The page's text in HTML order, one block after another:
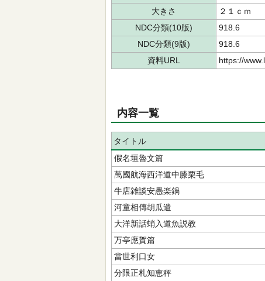
大きさ
２１ｃｍ
NDC分類(10版)
918.6
NDC分類(9版)
918.6
資料URL
https://
内容一覧
タイトル
假名垣魯文篇
萬國航海西洋道中膝栗毛
牛店雑談安愚楽鍋
河童相傳胡瓜遣
大洋新話蛸入道魚説教
万亭應賀篇
當世利口女
分限正札知恵秤